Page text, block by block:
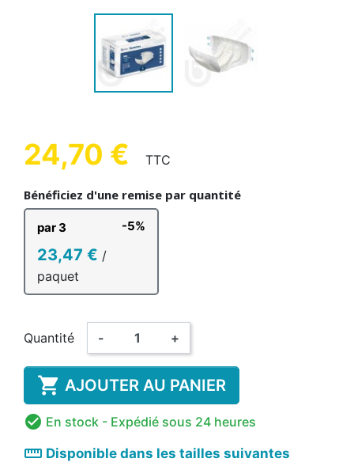
24,70 € TTC
Bénéficiez d'une remise par quantité
par 3 -5%
23,47 € /
paquet
Quantité - +
 AJOUTER AU PANIER
 En stock - Expédié sous 24 heures
straighten Disponible dans les tailles suivantes